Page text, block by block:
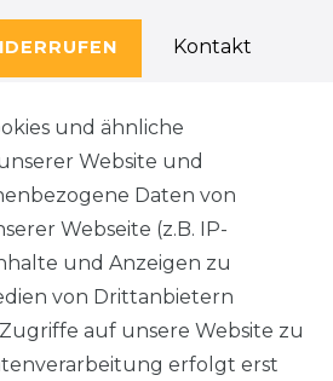
Kontakt
und ähnliche
Website und
Daten von
Webseite (z.B. IP-
und Anzeigen zu
von Drittanbietern
auf unsere Website zu
erfolgt erst